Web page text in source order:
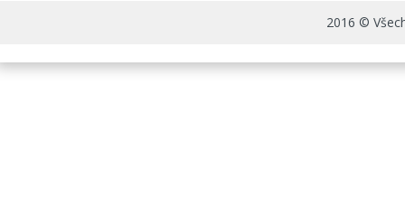
2016 ©